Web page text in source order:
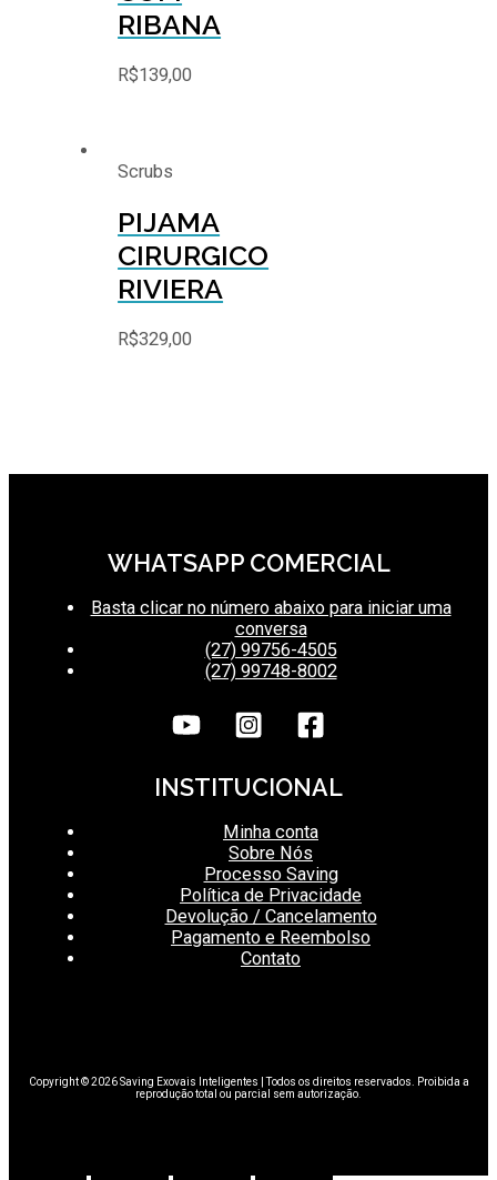
RIBANA
R$139,00
Scrubs
PIJAMA
CIRURGICO
RIVIERA
R$329,00
WHATSAPP COMERCIAL
Basta clicar no número abaixo para iniciar uma
conversa
(27) 99756-4505
(27) 99748-8002
INSTITUCIONAL
Minha conta
Sobre Nós
Processo Saving
Política de Privacidade
Devolução / Cancelamento
Pagamento e Reembolso
Contato
Copyright © 2026 Saving Exovais Inteligentes | Todos os direitos reservados. Proibida a
reprodução total ou parcial sem autorização.